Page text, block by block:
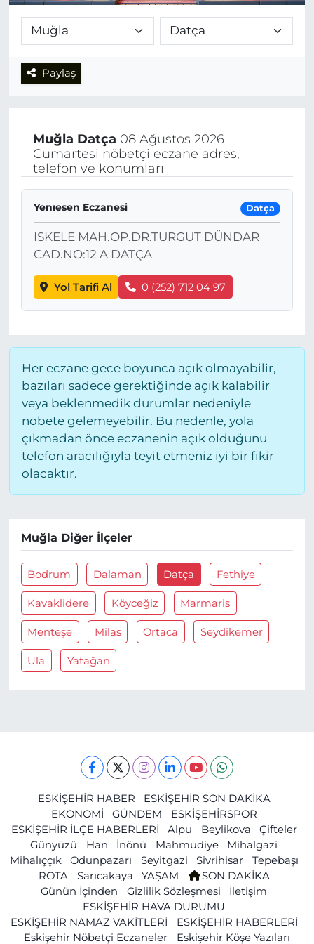
Paylaş
Muğla Datça 08 Ağustos 2026
Cumartesi nöbetçi eczane adres,
telefon ve konumları
Yenıesen Eczanesi Datça
ISKELE MAH.OP.DR.TURGUT DÜNDAR
CAD.NO:12 A DATÇA
Yol Tarifi Al 0 (252) 712 04 97
Her eczane gece boyunca açık olmayabilir,
bazıları sadece gerektiğinde açık kalabilir
veya beklenmedik durumlar nedeniyle
nöbete gelemeyebilir. Bu nedenle, yola
çıkmadan önce eczanenin açık olduğunu
telefon aracılığıyla teyit etmeniz iyi bir fikir
olacaktır.
Muğla Diğer İlçeler
Bodrum Dalaman Datça Fethiye
Kavaklidere Köyceğiz Marmaris
Menteşe Milas Ortaca Seydikemer
Ula Yatağan
ESKİŞEHİR HABER
ESKİŞEHİR SON DAKİKA
EKONOMİ
GÜNDEM
ESKİŞEHİRSPOR
ESKİŞEHİR İLÇE HABERLERİ
Alpu Beylikova
Çifteler
Günyüzü
Han İnönü Mahmudiye
Mihalgazi
Mihalıççık
Odunpazarı Seyitgazi Sivrihisar
Tepebaşı
ROTA
Sarıcakaya YAŞAM
SON DAKİKA
Günün İçinden
Gizlilik Sözleşmesi
İletişim
ESKİŞEHİR HAVA DURUMU
ESKİŞEHİR NAMAZ VAKİTLERİ
ESKİŞEHİR HABERLERİ
Eskişehir Nöbetçi Eczaneler
Eskişehir Köşe Yazıları